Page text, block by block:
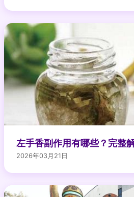
左手香副作用有哪些？完整
2026年03月21日